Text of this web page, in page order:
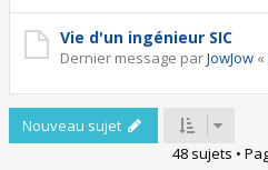
Vie d'un ingénieur SIC
Dernier message parJowJow «
Nouveau sujet
48 sujets •